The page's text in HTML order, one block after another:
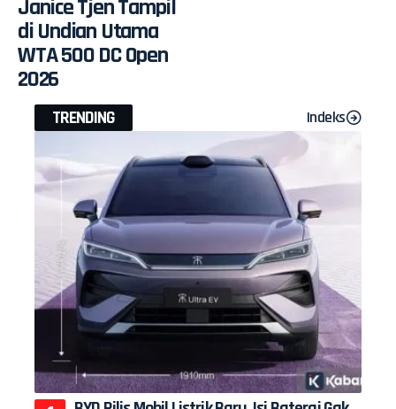
Janice Tjen Tampil
di Undian Utama
WTA 500 DC Open
2026
TRENDING Indeks